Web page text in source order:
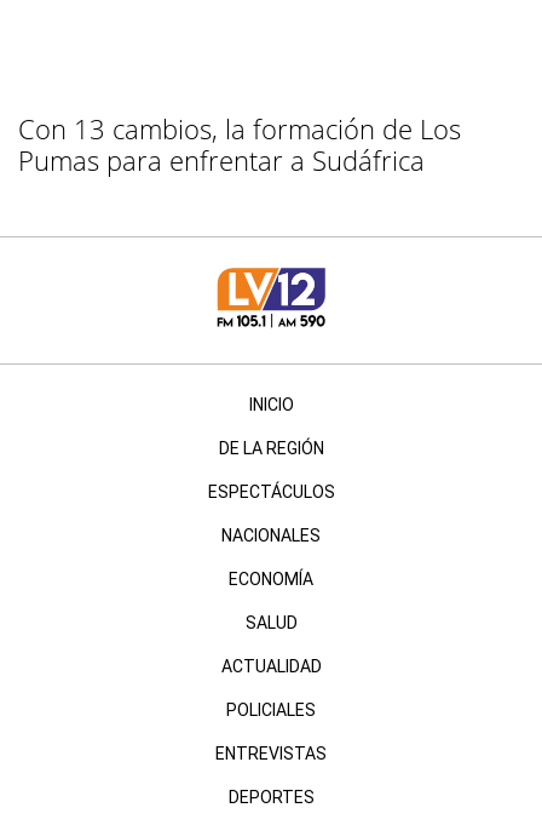
Con 13 cambios, la formación de Los
Pumas para enfrentar a Sudáfrica
INICIO
DE LA REGIÓN
ESPECTÁCULOS
NACIONALES
ECONOMÍA
SALUD
ACTUALIDAD
POLICIALES
ENTREVISTAS
DEPORTES